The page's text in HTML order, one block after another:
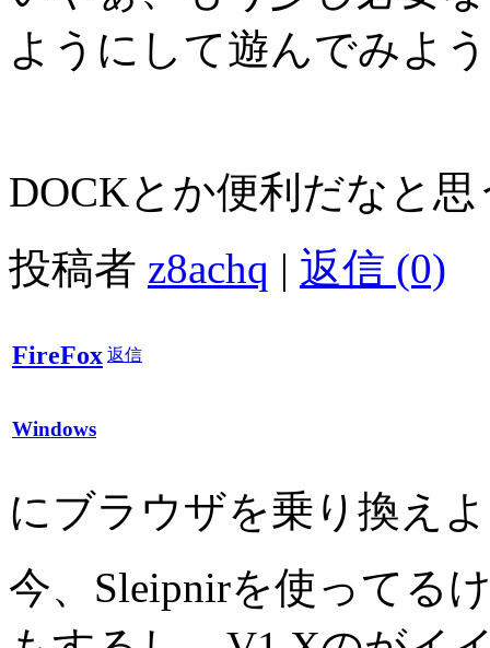
ようにして遊んでみよ
DOCKとか便利だなと思
投稿者 z8achq | 返信 (0)
FireFox 返信
Windows
にブラウザを乗り換え
今、Sleipnirを使ってる